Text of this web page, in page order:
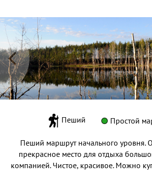
Пеший Простой
Пеший маршрут начального уровня.
прекрасное место для отдыха
компанией. Чистое, красивое. Можно